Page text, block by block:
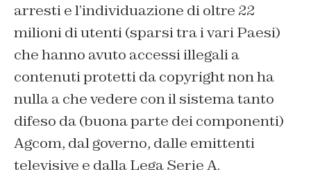
arresti e l’individuazione di oltre 22
milioni di utenti (sparsi tra i vari Paesi)
che hanno avuto accessi illegali a
contenuti protetti da copyright non ha
nulla a che vedere con il sistema tanto
difeso da (buona parte dei componenti)
Agcom, dal governo, dalle emittenti
televisive e dalla Lega Serie A.